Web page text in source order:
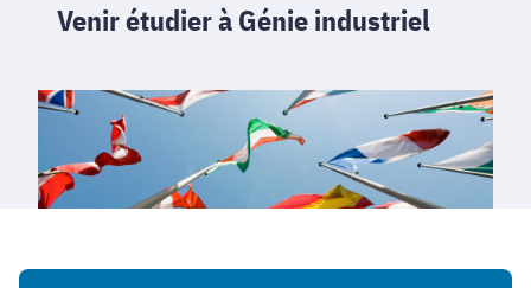
Venir étudier à Génie industriel